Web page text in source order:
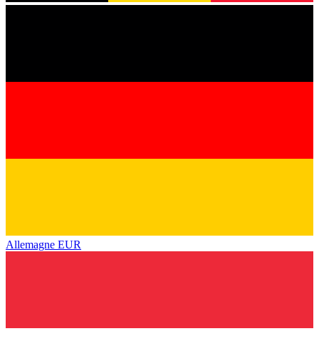
Allemagne EUR